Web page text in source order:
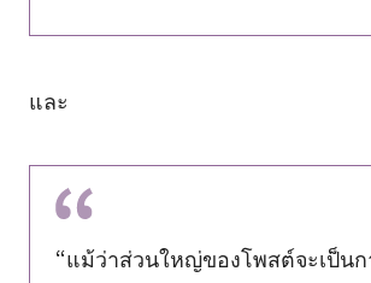
และ
“แม้ว่าส่วนใหญ่ของโพสต์จะเป็น